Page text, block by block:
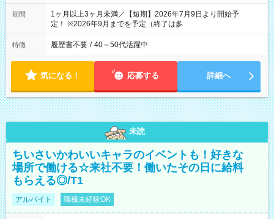
期間
1ヶ月以上3ヶ月未満／【短期】2026年7月9日より開始予
定！ ※2026年9月までを予定（終了は多
特徴 履歴書不要 / 40～50代活躍中
気になる！ 応募する 詳細へ
未読
ちいさいかわいいキャラのイベントも！好きな
場所で働ける☆来社不要！働いたその日に給料
もらえる◎/T1
アルバイト 職種未経験OK